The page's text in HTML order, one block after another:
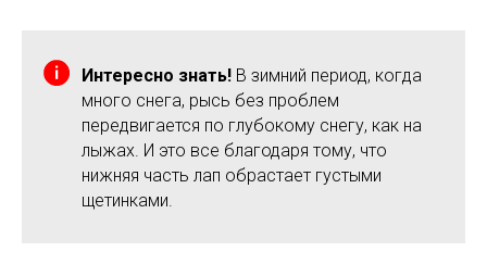
Интересно знать! В зимний период, когда
много снега, рысь без проблем
передвигается по глубокому снегу, как на
лыжах. И это все благодаря тому, что
нижняя часть лап обрастает густыми
щетинками.